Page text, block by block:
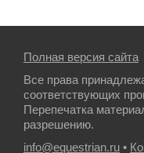
Полная версия сайта
Все права
соответствующих
Перепечатка
разрешению.
info@equestrian.ru •